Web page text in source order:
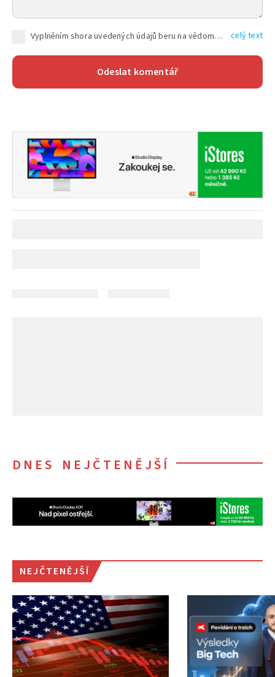
Vyplněním shora uvedených údajů beru na vědomí, že společnost TEXT FACTORY s.r.o., sídlem Brno, Durďákova 336/29, Černá Pole, PSČ: 613 00, IČ: 06157831, zapsané u Krajského soudu v Brně, oddíl C, vložka 100399, bude zpracovávat mé osobní údaje uvedené v rámci mnou vyplněného registračního formuláře na základě oprávněných zájmů TEXT FACTORY s.r.o. dle čl. 6 odst. 1 písm. f) GDPR a pro splnění právních povinností (čl. 6 odst. 1 písm. c) GDPR), a to pro tyto účely: nezbytnost zajistit oprávnění návštěvníka webových stránek provozovaných společností TEXT FACTORY s.r.o. přispívat aktivně ke zveřejněným článkům nebo v rámci diskusních fór a výkon práv TEXT FACTORY s.r.o. jako administrátora těchto diskusních fór. Více informací o zpracování osobních údajů a právech lze nalézt v celý text
DNES NEJČTENĚJŠÍ
NEJČTENĚJŠÍ